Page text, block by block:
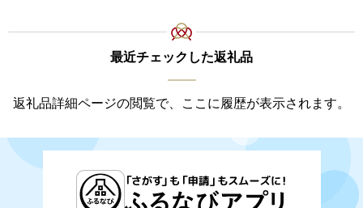
最近チェックした返礼品
返礼品詳細ページの閲覧で、ここに履歴が表示されます。